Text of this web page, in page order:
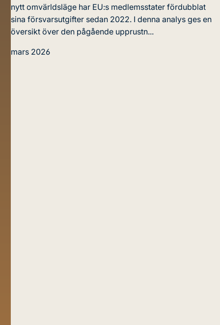
nytt omvärldsläge har EU:s medlemsstater fördubblat
sina försvarsutgifter sedan 2022. I denna analys ges en
översikt över den pågående upprustn...
mars 2026